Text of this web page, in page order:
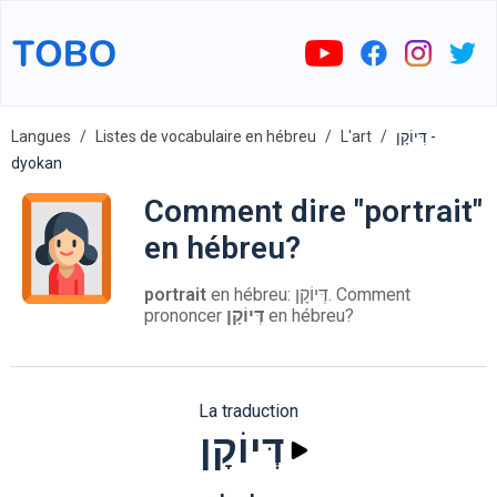
Langues Listes de vocabulaire en hébreu L'art
דְּיוֹקָן -
dyokan
Comment dire "portrait"
en hébreu?
portrait en hébreu: דְּיוֹקָן. Comment
prononcer דְּיוֹקָן en hébreu?
La traduction
דְּיוֹקָן